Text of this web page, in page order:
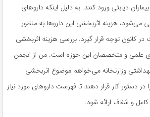
دیابتی ورود کنند. به دلیل اینکه داروهای
می‌شود، هزینه اثربخشی این داروها به منظور
کانون توجه قرار گیرد. بررسی هزینه اثربخشی
علمی و متخصصان این حوزه است. من از انجمن
وزارتخانه می‌خواهم موضوع اثربخشی
در دستور کار قرار دهند تا فهرست داروهای مورد نیاز
و شفاف ارائه شود.